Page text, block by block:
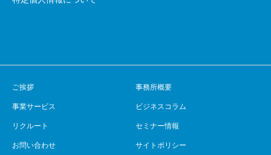
ご挨拶 事務所概要
事業サービス ビジネスコラム
リクルート セミナー情報
お問い合わせ サイトポリシー